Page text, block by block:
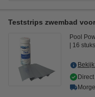
Teststrips zwembad
Pool
16 stuks